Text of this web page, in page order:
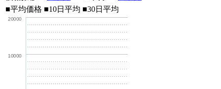
■平均価格 ■10日平均 ■30日平均
10000
20000